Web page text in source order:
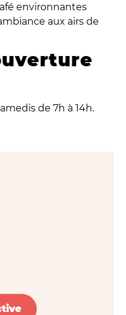
environnantes
aux airs de
de 7h à 14h.